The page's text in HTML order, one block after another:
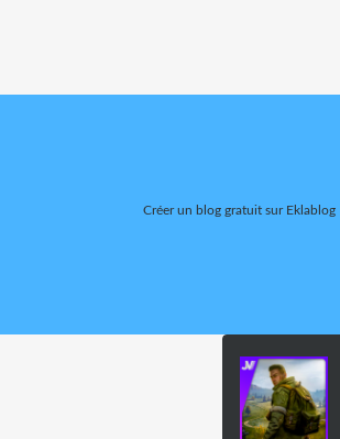
Créer un blog gratuit sur Eklablog